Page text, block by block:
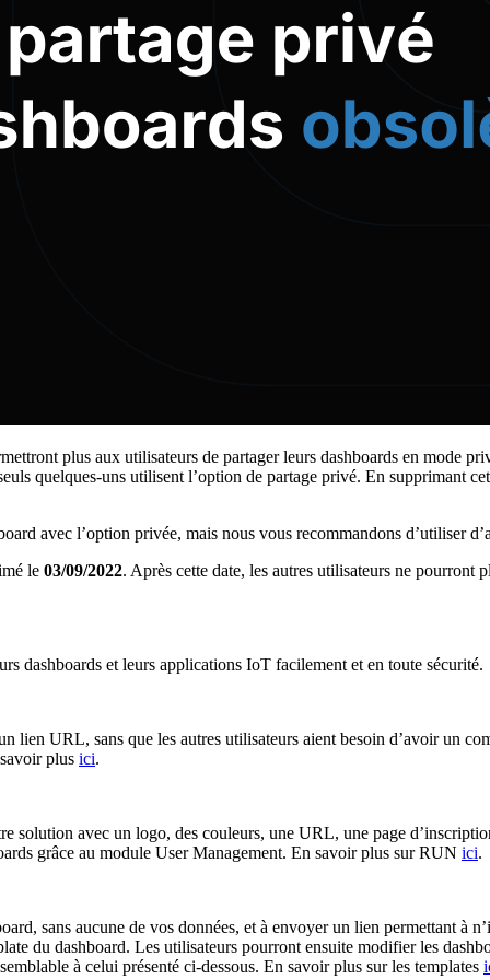
plus aux utilisateurs de partager leurs dashboards en mode
quelques-uns utilisent l’option de partage privé. En supprimant
avec l’option privée, mais nous vous recommandons d’utiliser
le 03/09/2022. Après cette date, les autres utilisateurs ne pourront
dashboards et leurs applications IoT facilement et en toute sécurité.
lien URL, sans que les autres utilisateurs aient besoin d’avoir un
plus ici.
solution avec un logo, des couleurs, une URL, une page
grâce au module User Management. En savoir plus sur RUN ici.
sans aucune de vos données, et à envoyer un lien permettant à
du dashboard. Les utilisateurs pourront ensuite modifier les
à celui présenté ci-dessous. En savoir plus sur les templates